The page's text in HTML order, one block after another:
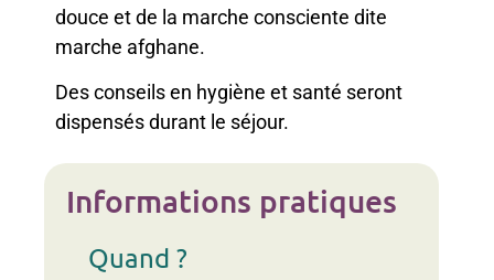
douce et de la marche consciente dite
marche afghane.
Des conseils en hygiène et santé seront
dispensés durant le séjour.
Informations pratiques
Quand ?